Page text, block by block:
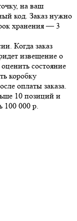
на ваш
код. Заказ нужно
хранения — 3
Когда заказ
извещение о
состояние
коробку
оплаты заказа.
10 позиций и
100 000 р.